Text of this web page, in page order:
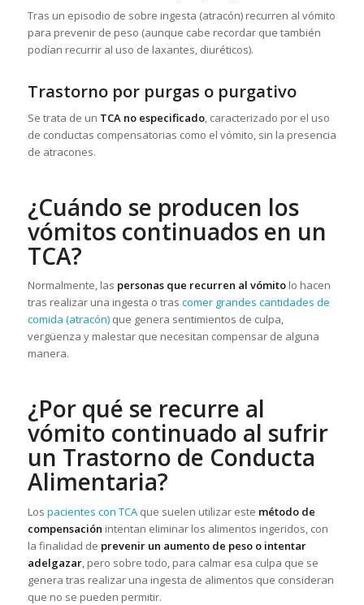
Tras un episodio de sobre ingesta (atracón) recurren al vómito
para prevenir de peso (aunque cabe recordar que también
podían recurrir al uso de laxantes, diuréticos).
Trastorno por purgas o purgativo
Se trata de un TCA no especificado, caracterizado por el uso
de conductas compensatorias como el vómito, sin la presencia
de atracones.
¿Cuándo se producen los
vómitos continuados en un
TCA?
Normalmente, las personas que recurren al vómitolo hacen
tras realizar una ingesta o tras comer grandes cantidades de
comida (atracón)que genera sentimientos de culpa,
vergüenza y malestar que necesitan compensar de alguna
manera.
¿Por qué se recurre al
vómito continuado al sufrir
un Trastorno de Conducta
Alimentaria?
Los pacientes con TCAque suelen utilizar este método de
compensación intentan eliminar los alimentos ingeridos, con
la finalidad de prevenir un aumento de peso o intentar
adelgazar, pero sobre todo, para calmar esa culpa que se
genera tras realizar una ingesta de alimentos que consideran
que no se pueden permitir.